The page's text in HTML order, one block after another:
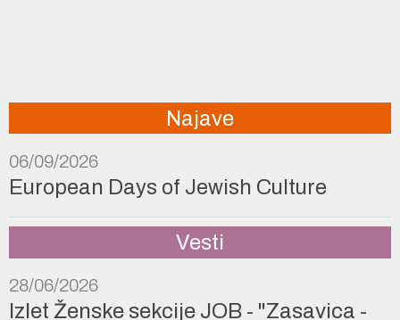
Najave
06/09/2026
European Days of Jewish Culture
Vesti
28/06/2026
Izlet Ženske sekcije JOB - "Zasavica -